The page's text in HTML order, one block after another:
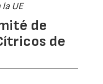
UE
de
de